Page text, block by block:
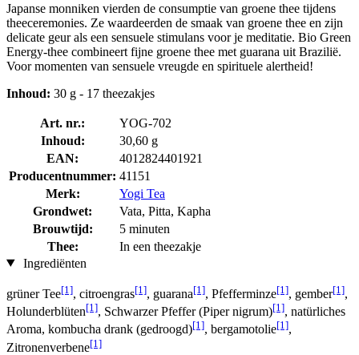
Japanse monniken vierden de consumptie van groene thee tijdens
theeceremonies. Ze waardeerden de smaak van groene thee en zijn
delicate geur als een sensuele stimulans voor je meditatie. Bio Green
Energy-thee combineert fijne groene thee met guarana uit Brazilië.
Voor momenten van sensuele vreugde en spirituele alertheid!
Inhoud: 30 g - 17 theezakjes
Art. nr.:
YOG-702
Inhoud:
30,60 g
EAN:
4012824401921
Producentnummer: 41151
Merk:
Yogi Tea
Grondwet:
Vata, Pitta, Kapha
Brouwtijd:
5 minuten
Thee:
In een theezakje
Ingrediënten
grüner Tee[1], citroengras[1], guarana[1], Pfefferminze[1], gember[1],
Holunderblüten[1], Schwarzer Pfeffer (Piper nigrum)[1], natürliches
Aroma, kombucha drank (gedroogd)[1], bergamotolie[1],
Zitronenverbene[1]